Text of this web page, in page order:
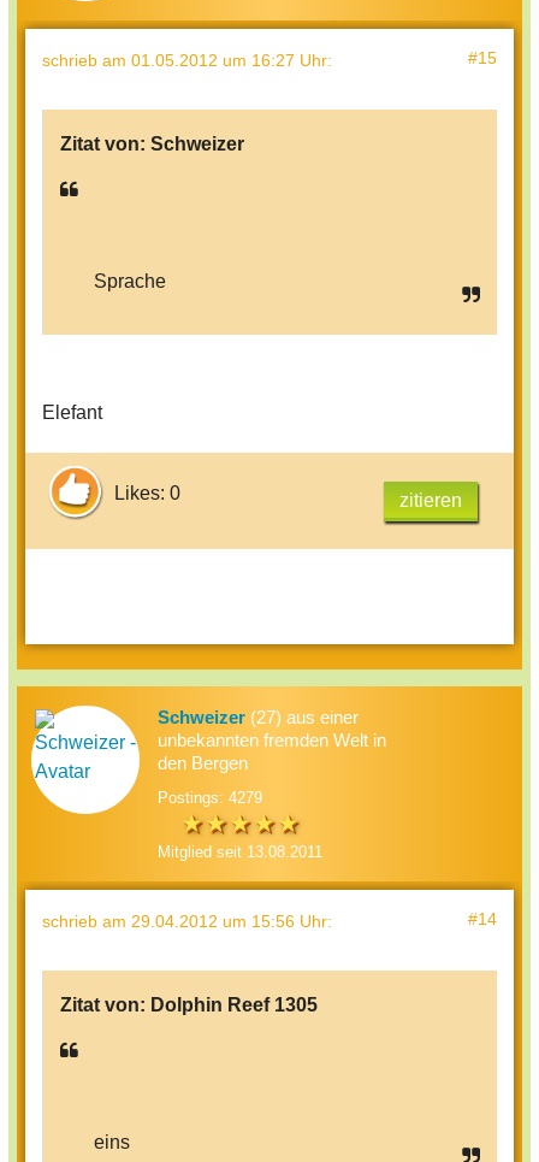
schrieb am 01.05.2012 um 16:27 Uhr: #15
Zitat von: Schweizer
Sprache
Elefant
Likes: 0 zitieren
Schweizer (27) aus einer
unbekannten fremden Welt in
den Bergen
Postings: 4279
Mitglied seit 13.08.2011
schrieb am 29.04.2012 um 15:56 Uhr: #14
Zitat von: Dolphin Reef 1305
eins